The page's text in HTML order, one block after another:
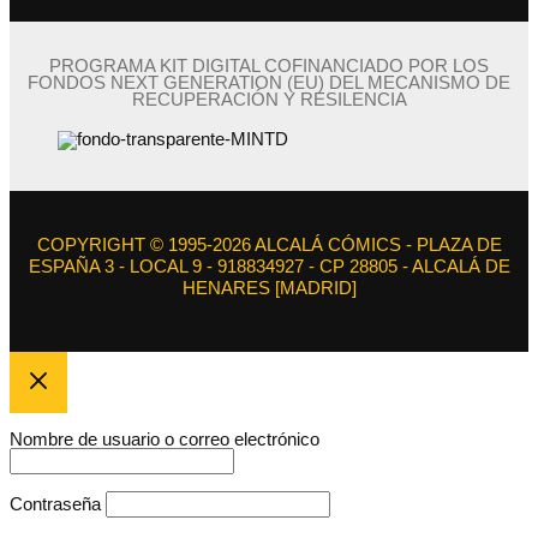
PROGRAMA KIT DIGITAL COFINANCIADO POR LOS
FONDOS NEXT GENERATION (EU) DEL MECANISMO DE
RECUPERACIÓN Y RESILENCIA
COPYRIGHT © 1995-2026 ALCALÁ CÓMICS - PLAZA DE
ESPAÑA 3 - LOCAL 9 - 918834927 - CP 28805 - ALCALÁ DE
HENARES [MADRID]
Nombre de usuario o correo electrónico
Contraseña